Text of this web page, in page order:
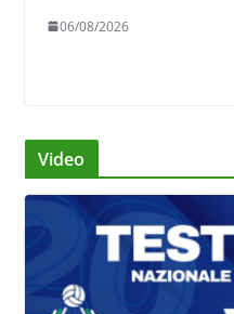
06/08/2026
Video